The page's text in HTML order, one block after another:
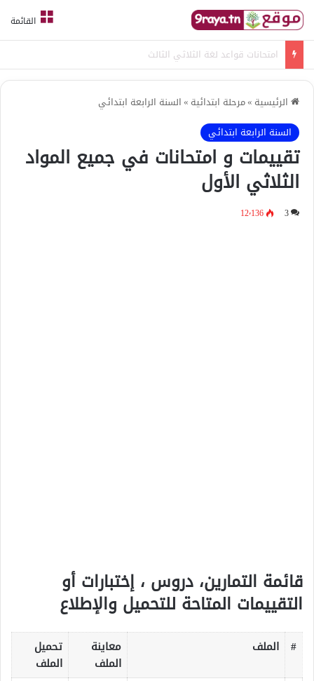
القائمة
امتحانات قواعد لغة الثلاثي الثالث
الرئيسية »مرحلة ابتدائية »السنة الرابعة ابتدائي
السنة الرابعة ابتدائي
تقييمات و امتحانات في جميع المواد
الثلاثي الأول
3 12٬136
قائمة التمارين، دروس ، إختبارات أو
التقييمات المتاحة للتحميل والإطلاع
# الملف
معاينة
الملف
تحميل
الملف